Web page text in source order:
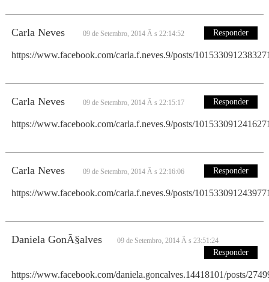
Carla Neves 09 de Setembro, 2014 Ã s 22:14:52 Responder
https://www.facebook.com/carla.f.neves.9/posts/
Carla Neves 09 de Setembro, 2014 Ã s 22:15:17 Responder
https://www.facebook.com/carla.f.neves.9/posts/
Carla Neves 09 de Setembro, 2014 Ã s 22:16:06 Responder
https://www.facebook.com/carla.f.neves.9/posts/
Daniela GonÃ§alves 09 de Setembro, 2014 Ã s 23:51:24
Responder
https://www.facebook.com/daniela.goncalves.14418101/posts/